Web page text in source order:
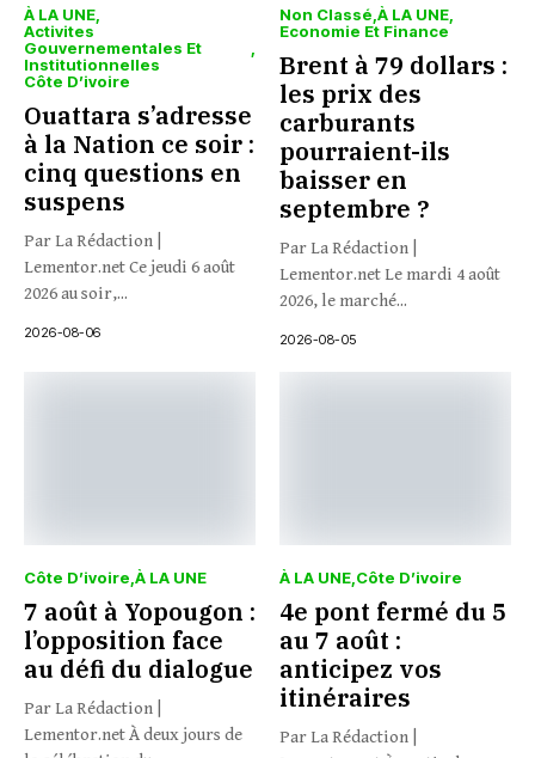
À LA UNE
Activites
Gouvernementales Et
Institutionnelles
Côte D’ivoire
Ouattara s’adresse
à la Nation ce soir :
cinq questions en
suspens
Par La Rédaction |
Lementor.net Ce jeudi 6 août
2026 au soir,...
2026-08-06
Non Classé À LA UNE
Economie Et Finance
Brent à 79 dollars :
les prix des
carburants
pourraient-ils
baisser en
septembre ?
Par La Rédaction |
Lementor.net Le mardi 4 août
2026, le marché...
2026-08-05
Côte D’ivoire À LA UNE
7 août à Yopougon :
l’opposition face
au défi du dialogue
Par La Rédaction |
Lementor.net À deux jours de
À LA UNE Côte D’ivoire
4e pont fermé du 5
au 7 août :
anticipez vos
itinéraires
Par La Rédaction |